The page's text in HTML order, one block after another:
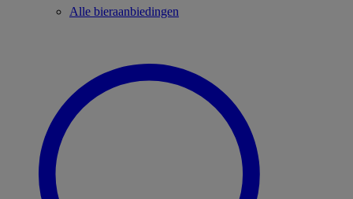
Alle bieraanbiedingen